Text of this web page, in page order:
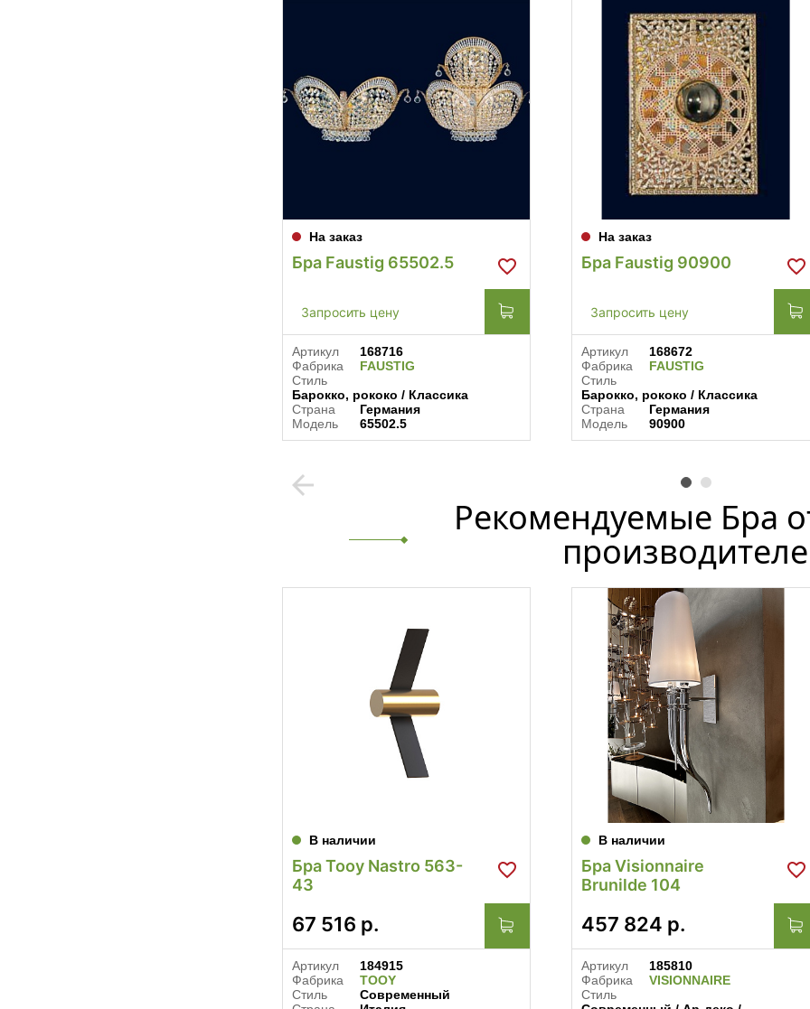
На заказ
Бра Faustig 65502.5
Запросить цену
Артикул
168716
Фабрика
FAUSTIG
Стиль
Барокко, рококо / Классика
Страна
Германия
Модель
65502.5
На заказ
Бра Faustig 90900
Запросить цену
Артикул
168672
Фабрика
FAUSTIG
Стиль
Барокко, рококо / Классика
Страна
Германия
Модель
90900
arrow_back
Рекомендуемые Бра
В наличии
Бра Tooy Nastro 563-
43
67 516 р.
Артикул
184915
Фабрика
TOOY
Стиль
Современный
В наличии
Бра Visionnaire
Brunilde 104
457 824 р.
Артикул
185810
Фабрика
VISIONNAIRE
Стиль